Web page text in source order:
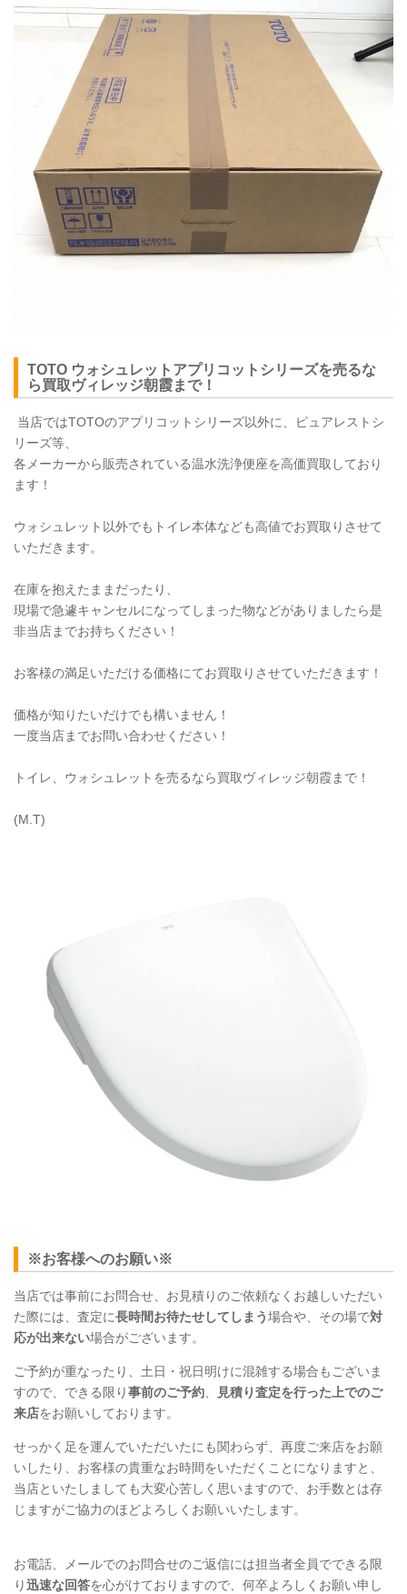
TOTO ウォシュレットアプリコットシリーズを売るな
ら買取ヴィレッジ朝霞まで！
当店ではTOTOのアプリコットシリーズ以外に、ピュアレストシ
リーズ等、
各メーカーから販売されている温水洗浄便座を高価買取しており
ます！
ウォシュレット以外でもトイレ本体なども高値でお買取りさせて
いただきます。
在庫を抱えたままだったり、
現場で急遽キャンセルになってしまった物などがありましたら是
非当店までお持ちください！
お客様の満足いただける価格にてお買取りさせていただきます！
価格が知りたいだけでも構いません！
一度当店までお問い合わせください！
トイレ、ウォシュレットを売るなら買取ヴィレッジ朝霞まで！
(M.T)
※お客様へのお願い※
当店では事前にお問合せ、お見積りのご依頼なくお越しいただい
た際には、査定に長時間お待たせしてしまう場合や、その場で対
応が出来ない場合がございます。
ご予約が重なったり、土日・祝日明けに混雑する場合もございま
すので、できる限り事前のご予約
見積り査定を行った上でのご
来店をお願いしております。
せっかく足を運んでいただいたにも関わらず、再度ご来店をお願
いしたり、お客様の貴重なお時間をいただくことになりますと、
当店といたしましても大変心苦しく思いますので、お手数とは存
じますがご協力のほどよろしくお願いいたします。
お電話、メールでのお問合せのご返信には担当者全員でできる限
り迅速な回答を心がけておりますので、何卒よろしくお願い申し